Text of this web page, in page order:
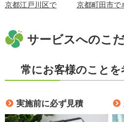
京都江戸川区で
立てを行いました！
京都町田市で
サービスへのこ
常にお客様のこと
実施前に必ず見積